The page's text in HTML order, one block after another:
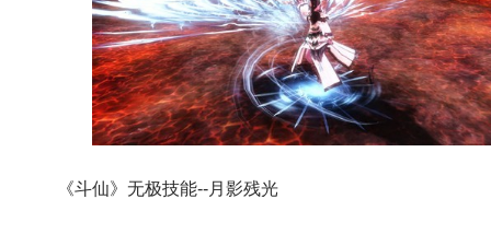
《斗仙》无极技能--月影残光